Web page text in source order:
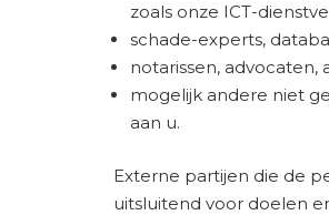
zoals onze ICT-­
schade-experts,
notarissen,
mogelijk andere niet
aan u.
Externe partijen die de
uitsluitend voor doelen